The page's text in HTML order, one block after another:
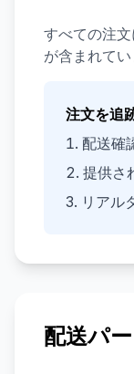
すべての注
が含まれてい
注文を追
配送確
提供さ
リアル
配送パ